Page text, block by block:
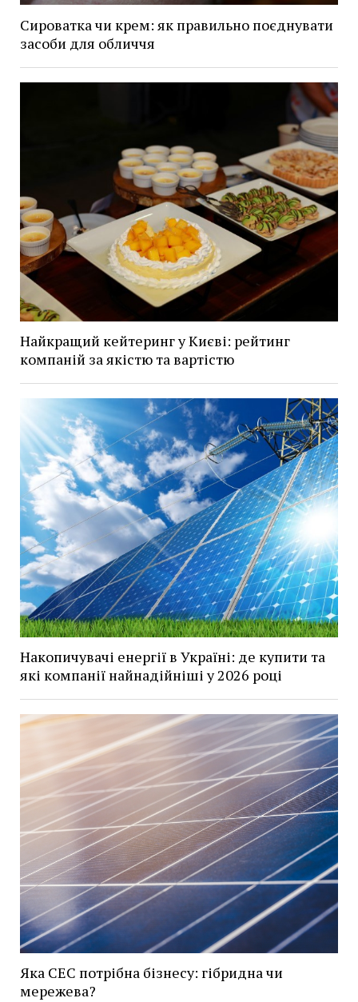
Сироватка чи крем: як правильно поєднувати
засоби для обличчя
Найкращий кейтеринг у Києві: рейтинг
компаній за якістю та вартістю
Накопичувачі енергії в Україні: де купити та
які компанії найнадійніші у 2026 році
Яка СЕС потрібна бізнесу: гібридна чи
мережева?